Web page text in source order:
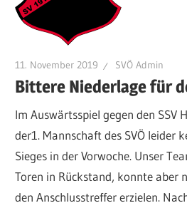
11. November 2019 SVÖ Admin
Bittere Niederlage für
Im Auswärtsspiel gegen den SSV
der1. Mannschaft des SVÖ leider
Sieges in der Vorwoche. Unser
Toren in Rückstand, konnte aber
den Anschlusstreffer erzielen.